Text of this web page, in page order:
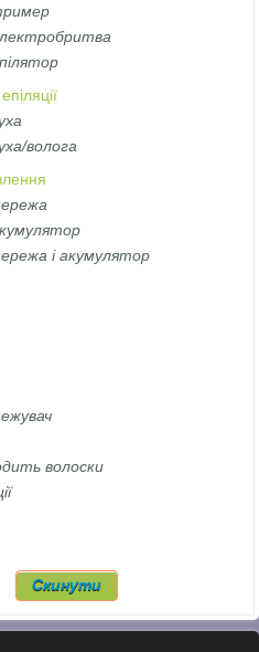
волога
і акумулятор
волоски